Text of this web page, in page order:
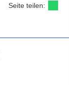
Seite teilen: